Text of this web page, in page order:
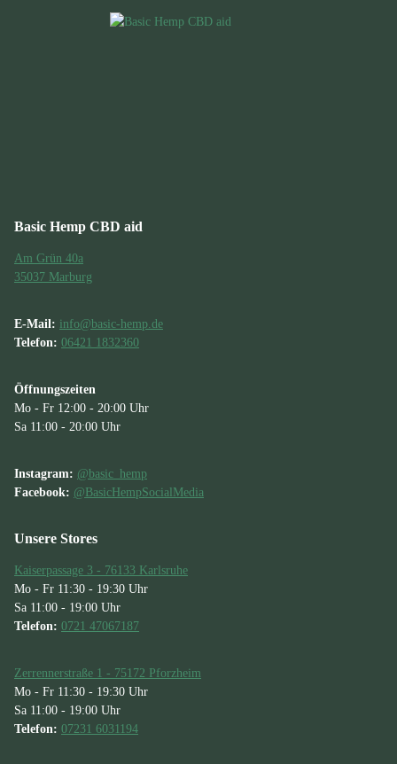
Basic Hemp CBD aid
Am Grün 40a
35037 Marburg
E-Mail: info@basic-hemp.de
Telefon: 06421 1832360
Öffnungszeiten
Mo - Fr 12:00 - 20:00 Uhr
Sa 11:00 - 20:00 Uhr
Instagram: @basic_hemp
Facebook: @BasicHempSocialMedia
Unsere Stores
Kaiserpassage 3 - 76133 Karlsruhe
Mo - Fr 11:30 - 19:30 Uhr
Sa 11:00 - 19:00 Uhr
Telefon: 0721 47067187
Zerrennerstraße 1 - 75172 Pforzheim
Mo - Fr 11:30 - 19:30 Uhr
Sa 11:00 - 19:00 Uhr
Telefon: 07231 6031194